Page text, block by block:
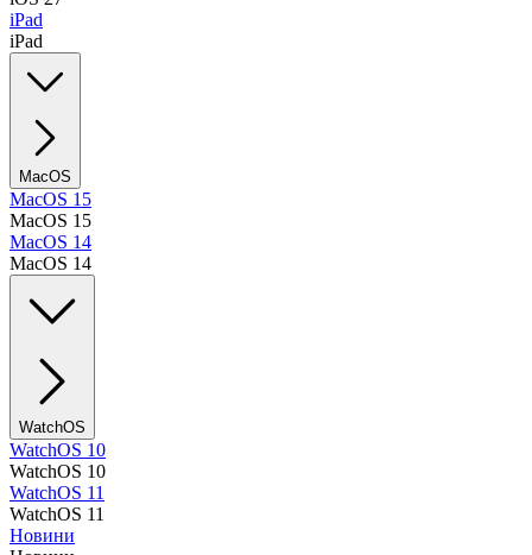
iPad
iPad
MacOS
MacOS 15
MacOS 15
MacOS 14
MacOS 14
WatchOS
WatchOS 10
WatchOS 10
WatchOS 11
WatchOS 11
Новини